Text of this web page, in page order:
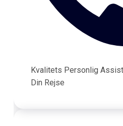
Kvalitets Personlig
Din Rejse